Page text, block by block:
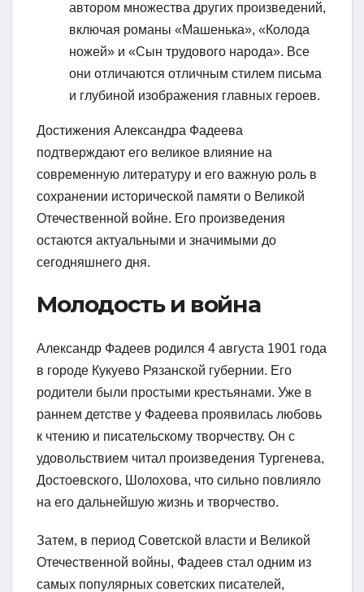
автором множества других произведений,
включая романы «Машенька», «Колода
ножей» и «Сын трудового народа». Все
они отличаются отличным стилем письма
и глубиной изображения главных героев.
Достижения Александра Фадеева
подтверждают его великое влияние на
современную литературу и его важную роль в
сохранении исторической памяти о Великой
Отечественной войне. Его произведения
остаются актуальными и значимыми до
сегодняшнего дня.
Молодость и война
Александр Фадеев родился 4 августа 1901 года
в городе Кукуево Рязанской губернии. Его
родители были простыми крестьянами. Уже в
раннем детстве у Фадеева проявилась любовь
к чтению и писательскому творчеству. Он с
удовольствием читал произведения Тургенева,
Достоевского, Шолохова, что сильно повлияло
на его дальнейшую жизнь и творчество.
Затем, в период Советской власти и Великой
Отечественной войны, Фадеев стал одним из
самых популярных советских писателей,